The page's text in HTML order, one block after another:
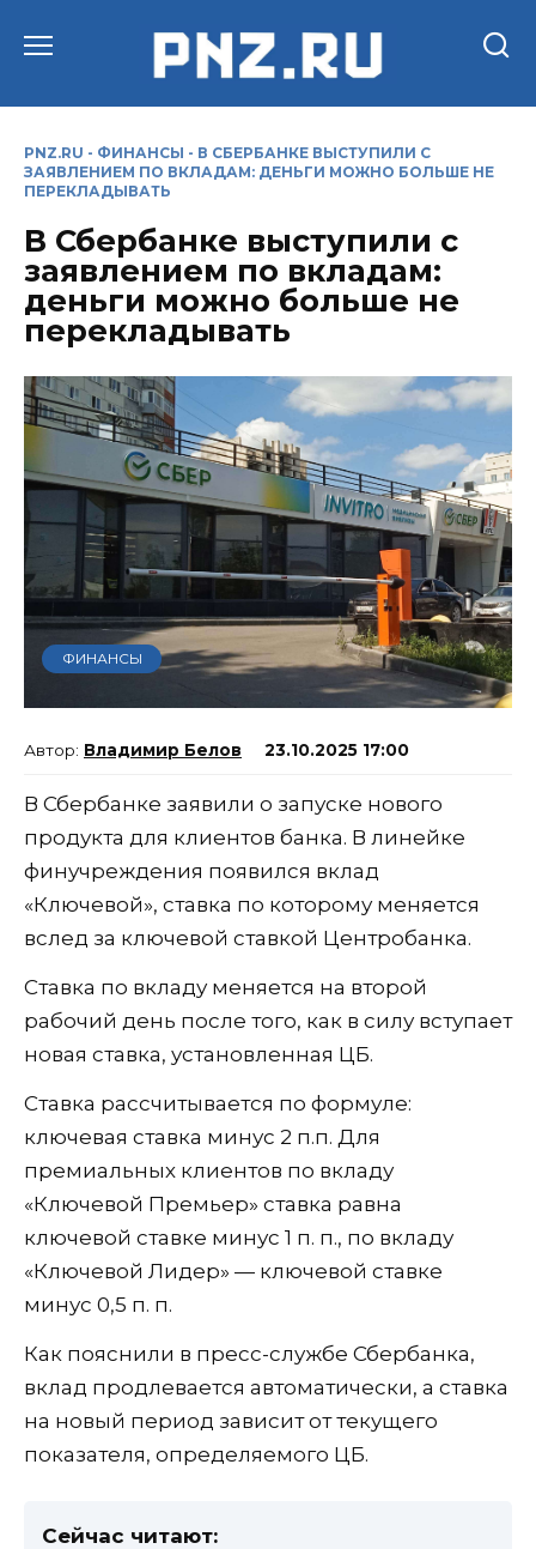
PNZ.RU - ФИНАНСЫ - В СБЕРБАНКЕ ВЫСТУПИЛИ С
ЗАЯВЛЕНИЕМ ПО ВКЛАДАМ: ДЕНЬГИ МОЖНО БОЛЬШЕ НЕ
ПЕРЕКЛАДЫВАТЬ
В Сбербанке выступили с
заявлением по вкладам:
деньги можно больше не
перекладывать
ФИНАНСЫ
Владимир Белов 23.10.2025 17:00
В Сбербанке заявили о запуске нового
продукта для клиентов банка. В линейке
финучреждения появился вклад
«Ключевой», ставка по которому меняется
вслед за ключевой ставкой Центробанка.
Ставка по вкладу меняется на второй
рабочий день после того, как в силу вступает
новая ставка, установленная ЦБ.
Ставка рассчитывается по формуле:
ключевая ставка минус 2 п.п. Для
премиальных клиентов по вкладу
«Ключевой Премьер» ставка равна
ключевой ставке минус 1 п. п., по вкладу
«Ключевой Лидер» — ключевой ставке
минус 0,5 п. п.
Как пояснили в пресс-службе Сбербанка,
вклад продлевается автоматически, а ставка
на новый период зависит от текущего
показателя, определяемого ЦБ.
Сейчас читают: